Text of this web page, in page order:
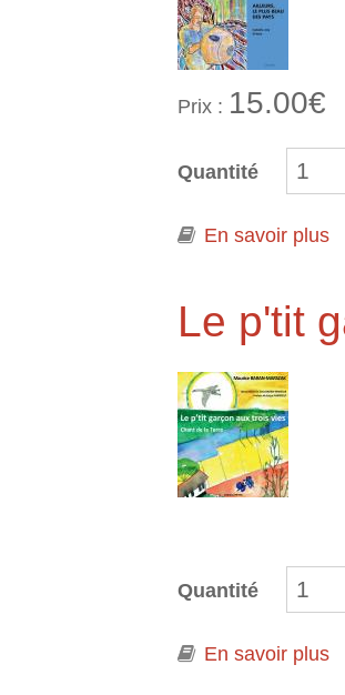
Prix : 15.00€
Quantité
En savoir plus
Le p'tit
Quantité
En savoir plus